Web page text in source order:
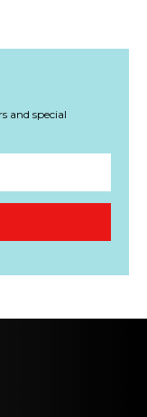
and special